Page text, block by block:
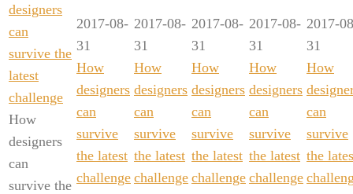
designers
can
survive the
latest
challenge
How
designers
can
survive the
2017-08-
31
How
designers
can
survive
the latest
challenge
2017-08-
31
How
designers
can
survive
the latest
challenge
2017-08-
31
How
designers
can
survive
the latest
challenge
2017-08-
31
How
designers
can
survive
the latest
challenge
2017-
31
How
can
survive
the